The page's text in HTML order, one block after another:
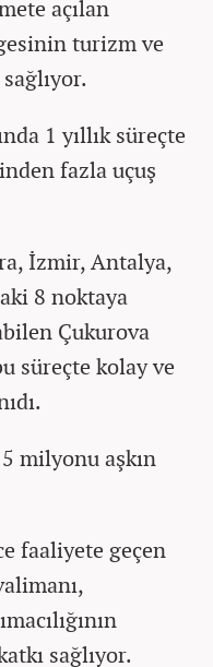
açılan
turizm ve
1 yıllık süreçte
fazla uçuş
İzmir, Antalya,
8 noktaya
Çukurova
süreçte kolay ve
milyonu aşkın
faaliyete geçen
sağlıyor.